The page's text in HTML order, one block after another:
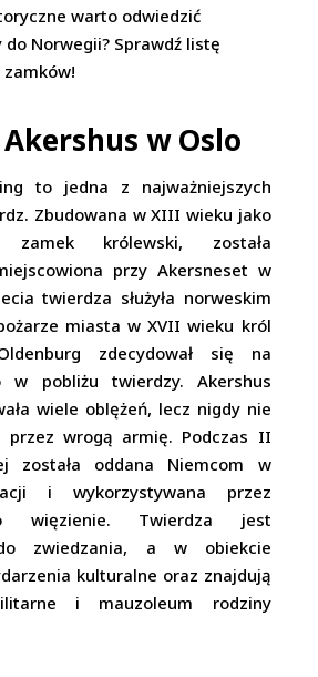
warto odwiedzić
do Norwegii? Sprawdź listę
w Oslo
to jedna z najważniejszych
Zbudowana w XIII wieku jako
zamek królewski, została
przy Akersneset w
twierdza służyła norweskim
miasta w XVII wieku król
zdecydował się na
w pobliżu twierdzy. Akershus
wiele oblężeń, lecz nigdy nie
przez wrogą armię. Podczas II
została oddana Niemcom w
i wykorzystywana przez
więzienie. Twierdza jest
zwiedzania, a w obiekcie
kulturalne oraz znajdują
i mauzoleum rodziny